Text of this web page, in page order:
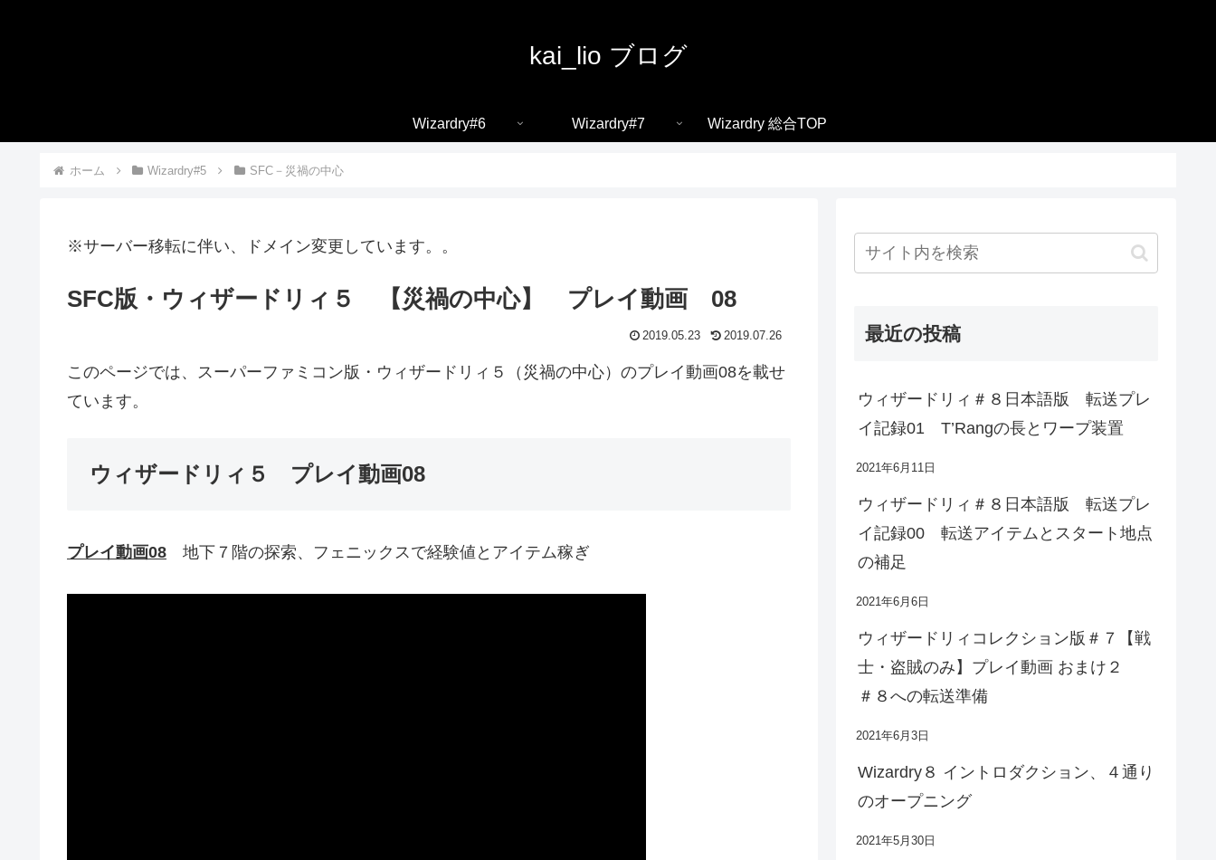
kai_lio ブログ
Wizardry#6 Wizardry#7 Wizardry 総合TOP
ホーム Wizardry#5 SFC－災禍の中心
※サーバー移転に伴い、ドメイン変更しています。。
SFC版・ウィザードリィ５ 【災禍の中心】 プレイ動画 08
2019.05.23 2019.07.26
このページでは、スーパーファミコン版・ウィザードリィ５（災禍の中心）のプレイ動画08を載せ
ています。
ウィザードリィ５ プレイ動画08
プレイ動画08 地下７階の探索、フェニックスで経験値とアイテム稼ぎ
最近の投稿
ウィザードリィ＃８日本語版 転送プレ
イ記録01 T’Rangの長とワープ装置
2021年6月11日
ウィザードリィ＃８日本語版 転送プレ
イ記録00 転送アイテムとスタート地点
の補足
2021年6月6日
ウィザードリィコレクション版＃７【戦
士・盗賊のみ】プレイ動画 おまけ２
＃８への転送準備
2021年6月3日
Wizardry８ イントロダクション、４通り
のオープニング
2021年5月30日